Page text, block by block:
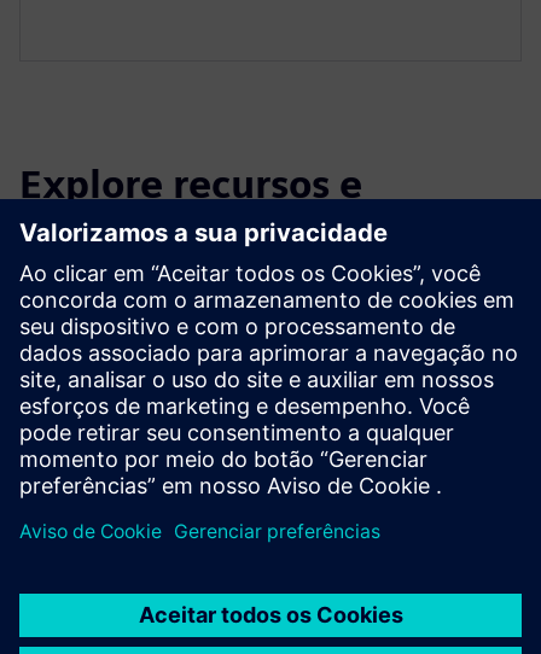
Explore recursos e
produtos relacionados
Informações e recursos adicionais
Planilha de dados: ThingPark Enterprise LoRaWAN
Site: Actility
Artigo técnico: Principais recursos do LNS